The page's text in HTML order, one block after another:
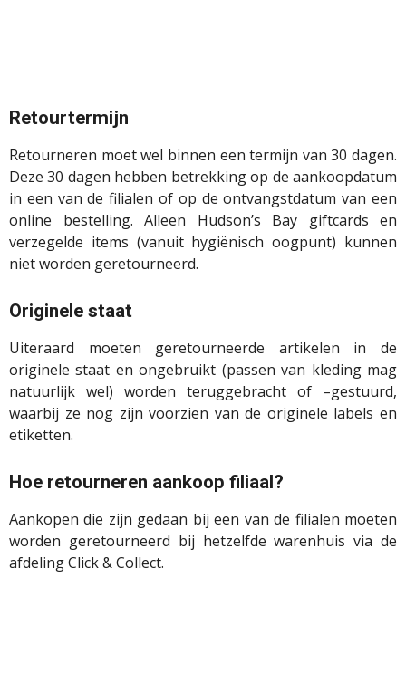
Retourtermijn
Retourneren moet wel binnen een termijn van 30 dagen.
Deze 30 dagen hebben betrekking op de aankoopdatum
in een van de filialen of op de ontvangstdatum van een
online bestelling. Alleen Hudson’s Bay giftcards en
verzegelde items (vanuit hygiënisch oogpunt) kunnen
niet worden geretourneerd.
Originele staat
Uiteraard moeten geretourneerde artikelen in de
originele staat en ongebruikt (passen van kleding mag
natuurlijk wel) worden teruggebracht of –gestuurd,
waarbij ze nog zijn voorzien van de originele labels en
etiketten.
Hoe retourneren aankoop filiaal?
Aankopen die zijn gedaan bij een van de filialen moeten
worden geretourneerd bij hetzelfde warenhuis via de
afdeling Click & Collect.